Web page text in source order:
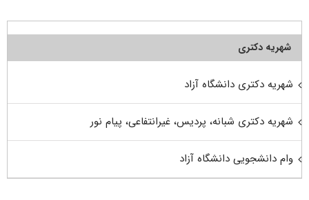
شهریه دکتری
شهریه دکتری دانشگاه آزاد
شهریه دکتری شبانه، پردیس، غیرانتفاعی، پیام نور
وام دانشجویی دانشگاه آزاد